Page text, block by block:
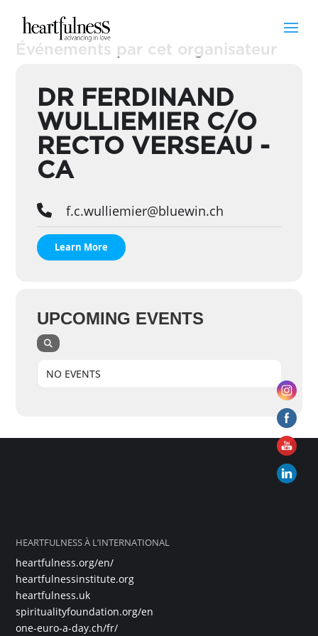
Événements par cet organisateur
DR FERDINAND
WULLIEMIER C/O
RECTO VERSEAU -
CA
f.c.wulliemier@bluewin.ch
Learn More
UPCOMING EVENTS
NO EVENTS
HEARTFULNESS À L’INTERNATIONAL
heartfulness.org/en/
heartfulnessinstitute.org
heartfulness.uk
spiritualityfoundation.org/en
one-euro-a-day.ch/fr/